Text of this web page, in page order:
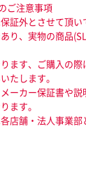
ご注意事項
証外とさせて頂い
り、実物の商品
ます、ご購入の際
たします。
ーカー保証書や説
ます。
店舗・法人事業部